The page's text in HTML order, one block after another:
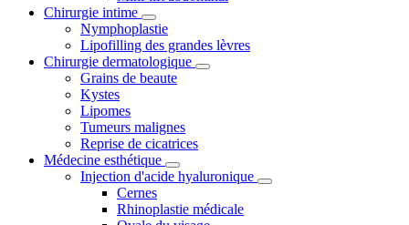
Chirurgie intime
Nymphoplastie
Lipofilling des grandes lèvres
Chirurgie dermatologique
Grains de beaute
Kystes
Lipomes
Tumeurs malignes
Reprise de cicatrices
Médecine esthétique
Injection d'acide hyaluronique
Cernes
Rhinoplastie médicale